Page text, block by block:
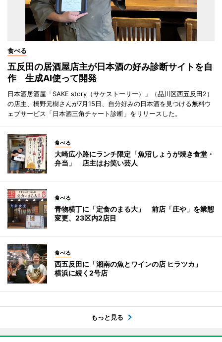
食べる
五反田の居酒屋店主が日本酒の好み診断サイトを自
作 生成AI使って開発
日本酒居酒屋「SAKE story（サケストーリー）」（品川区西五反田2）
の店主、橋野元樹さんが7月15日、自分好みの日本酒を見つける無料ウ
ェブサービス「日本酒三角チャート診断」をリリースした。
食べる
大崎広小路にランチ限定「魚沼しょうが焼き食堂・
弁当」 店主はお笑い芸人
食べる
青物横丁に「定食のまる大」 前店「庄や」を業態
変更、23区内2店目
食べる
西五反田に「湘南の魚とワインの店 ヒラツカ」
横浜に続く2号店
もっと見る